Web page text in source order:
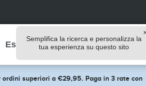
Esplora
Semplifica la ricerca e personalizza la
tua esperienza su questo sito
ordini superiori a €29,95. Paga in 3 rate con